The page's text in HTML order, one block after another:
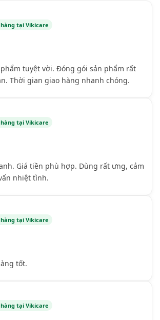
tại Vikicare
tuyệt vời. Đóng gói sản phẩm rất
Thời gian giao hàng nhanh chóng.
tại Vikicare
Giá tiền phù hợp. Dùng rất ưng, cảm
nhiệt tình.
tại Vikicare
tốt.
tại Vikicare